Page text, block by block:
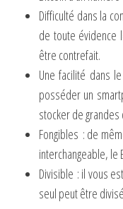
Difficulté dans la
de toute évidence
être contrefait.
Une facilité dans
posséder un
stocker de
Fongibles : de
interchangeable, le
Divisible : il vous
seul peut être